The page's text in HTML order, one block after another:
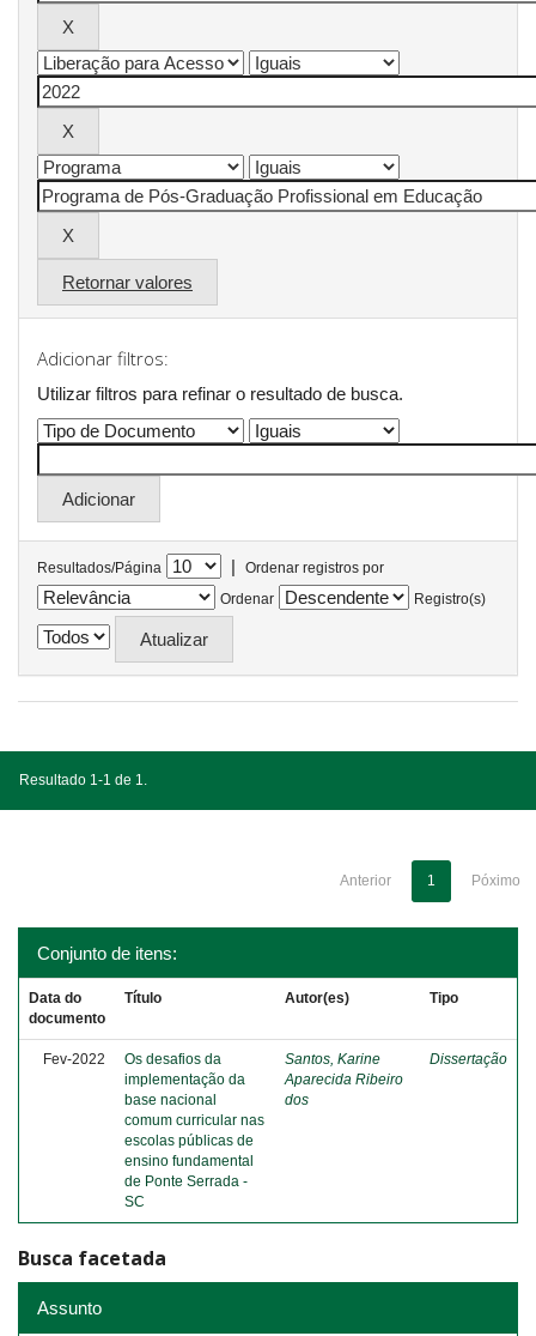
Retornar valores
Adicionar filtros:
Utilizar filtros para refinar o resultado de busca.
Resultados/Página |
Ordenar registros por
Ordenar
Registro(s)
Resultado 1-1 de 1.
Anterior 1 Póximo
Conjunto de itens:
Data do
documento
Título Autor(es) Tipo
Fev-2022
Os desafios da
implementação da
base nacional
comum curricular nas
escolas públicas de
ensino fundamental
de Ponte Serrada -
SC
Santos, Karine
Aparecida Ribeiro
dos
Dissertação
Busca facetada
Assunto